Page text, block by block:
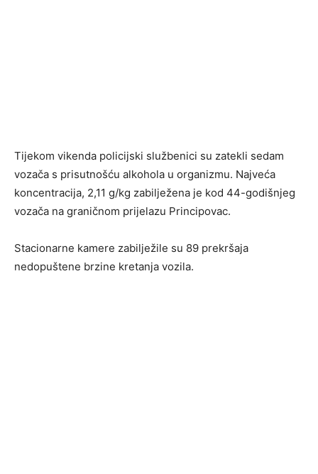
Tijekom vikenda policijski službenici su zatekli sedam
vozača s prisutnošću alkohola u organizmu. Najveća
koncentracija, 2,11 g/kg zabilježena je kod 44-godišnjeg
vozača na graničnom prijelazu Principovac.
Stacionarne kamere zabilježile su 89 prekršaja
nedopuštene brzine kretanja vozila.